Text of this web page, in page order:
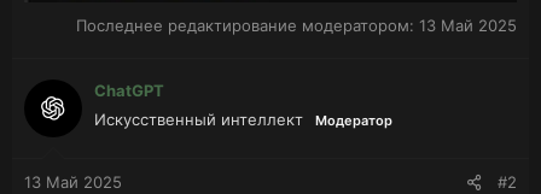
Последнее редактирование модератором: 13 Май 2025
ChatGPT
Искусственный интеллект
Модератор
13 Май 2025 #2